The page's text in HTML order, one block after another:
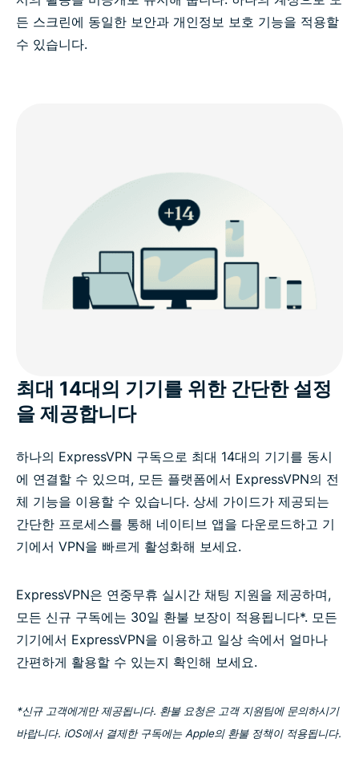
든 스크린에 동일한 보안과 개인정보 보호 기능을 적용할
수 있습니다.
최대 14대의 기기를 위한 간단한 설정
을 제공합니다
하나의 ExpressVPN 구독으로 최대 14대의 기기를 동시
에 연결할 수 있으며, 모든 플랫폼에서 ExpressVPN의 전
체 기능을 이용할 수 있습니다. 상세 가이드가 제공되는
간단한 프로세스를 통해 네이티브 앱을 다운로드하고 기
기에서 VPN을 빠르게 활성화해 보세요.
ExpressVPN은 연중무휴 실시간 채팅 지원을 제공하며,
모든 신규 구독에는 30일 환불 보장이 적용됩니다*. 모든
기기에서 ExpressVPN을 이용하고 일상 속에서 얼마나
간편하게 활용할 수 있는지 확인해 보세요.
*신규 고객에게만 제공됩니다. 환불 요청은 고객 지원팀에 문의하시기
바랍니다. iOS에서 결제한 구독에는 Apple의 환불 정책이 적용됩니다.